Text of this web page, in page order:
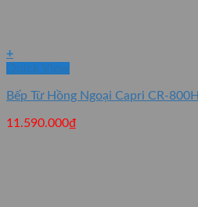
+
Quick View
Bếp Từ Hồng Ngoại Capri CR-800HI
11.590.000₫